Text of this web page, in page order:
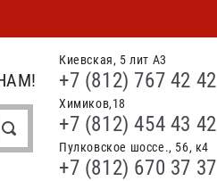
Киевская, 5 лит А3
+7 (812) 767 42 42
Химиков,18
+7 (812) 454 43 42
Пулковское шоссе., 56, к4
+7 (812) 670 37 37